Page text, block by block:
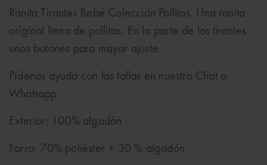
Ranita Tirantes Bebé Colección Pollitos. Una ranita
original llena de pollitos. En la parte de los tirantes
unos botones para mayor ajuste.
Pídenos ayuda con las tallas en nuestro Chat o
Whatsapp.
Exterior: 100% algodón
Forro: 70% poliéster + 30 % algodón